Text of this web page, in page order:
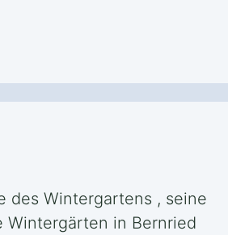
des Wintergartens , seine
Wintergärten in Bernried